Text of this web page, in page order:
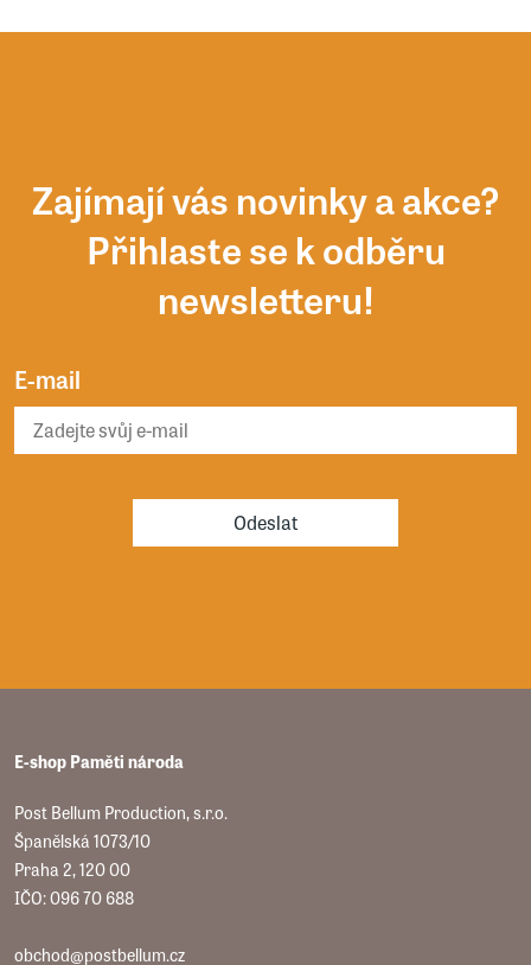
Zajímají vás novinky a akce?
Přihlaste se k odběru
newsletteru!
E-mail
Odeslat
E-shop Paměti národa
Post Bellum Production, s.r.o.
Španělská 1073/10
Praha 2, 120 00
IČO: 096 70 688
obchod@postbellum.cz